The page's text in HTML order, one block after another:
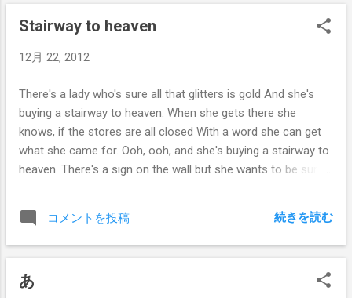
Stairway to heaven
12月 22, 2012
There's a lady who's sure all that glitters is gold And she's
buying a stairway to heaven. When she gets there she
knows, if the stores are all closed With a word she can get
what she came for. Ooh, ooh, and she's buying a stairway to
heaven. There's a sign on the wall but she wants to be sure
all of our thoughts are misgiven. Ooh, it makes me wonder,
Ooh, it makes me wonder. There's a feeling I get when I look
thoughts I have seen rings of smoke through the trees, And
コメントを投稿 続きを読む
あ